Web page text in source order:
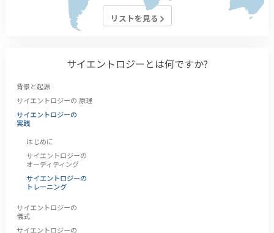
リストを見る
サイエントロジーとは何ですか?
背景と起源
サイエントロジーの 原理
サイエントロジーの
実践
はじめに
サイエントロジーの
オーディティング
サイエントロジーの
トレーニング
サイエントロジーの
儀式
サイエントロジーの